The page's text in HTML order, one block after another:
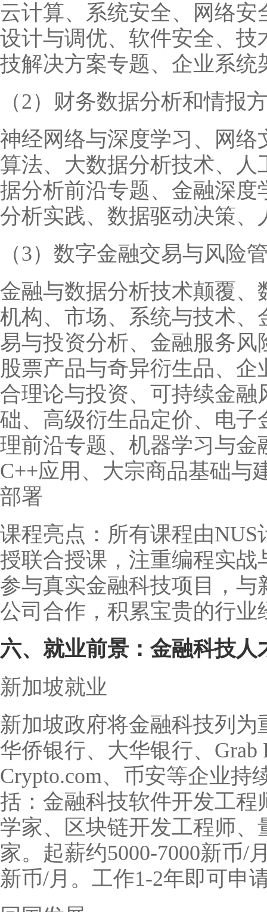
云计算、系统安全、网络安
设计与调优、软件安全、
技解决方案专题、企业系统
（2）财务数据分析和情报
神经网络与深度学习、网
算法、大数据分析技术、
据分析前沿专题、金融深
分析实践、数据驱动决策
（3）数字金融交易与风险
金融与数据分析技术颠覆
机构、市场、系统与技术
易与投资分析、金融服务
股票产品与奇异衍生品、
合理论与投资、可持续金
础、高级衍生品定价、电
理前沿专题、机器学习与金
C++应用、大宗商品基础与
部署
课程亮点：所有课程由
授联合授课，注重编程实
参与真实金融科技项目，
公司合作，积累宝贵的行业
六、就业前景：金融科技人
新加坡就业
新加坡政府将金融科技列
华侨银行、大华银行、Grab
Crypto.com、币安等企业持
括：金融科技软件开发工
学家、区块链开发工程师
家。起薪约5000-7000新币/
新币/月。工作1-2年即可申